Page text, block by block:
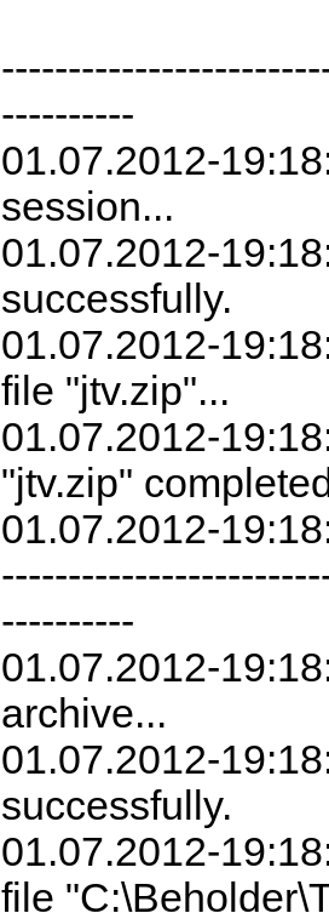
----------
01.07.2012-
session...
01.07.2012-
successfully.
01.07.2012-
file "jtv.zip"...
01.07.2012-
"jtv.zip"
01.07.2012-
----------
01.07.2012-
archive...
01.07.2012-
successfully.
01.07.2012-
file